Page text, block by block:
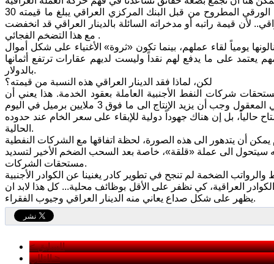
فقد الدينار العراقي مؤخراً ما يقرب 4 بالمائة من قيمته، وإذا فهمنا ان مقدار النقد الورقي المطروح من قبل البنك المركزي العراقي يبلغ ما قيمته 30
لأن قيمة راتبه أو مدخراته السائلة بالدينار العراقي قد انخفضت
مع هذا التضخم الفجائي .
يومياً لقاء عملهم، بينما تكون «ثروة» الأغنياء على شكل أموال
يعتمد على ما يدفع لهم نقداً وليست لديهم عقارات ترتفع أثمانها
بالدولار.
لكن، لماذا فقد الدينار العراقي هذه النسبة من قيمته؟
شركات النفط الأجنبية العاملة بعقود الخدمة. هذا يعني أن
واردات النفط الخام لم تعد تكفي هذه المستحقات، وحتى يحقق العراق ريعه الصافي المعقول وجب أن يزيد الإنتاج الى ما فوق 3 ملايين برميل في اليوم
حالياً، بل إن هناك جهوداً دولية للإبقاء على سعر الخام عند حدوده
الحالية.
أن قيمة الدينار العراقي إذا تجاوز هبوطها 10 بالمائة فإنه سيتحول الى عملة «قلقة»، خاصة بعد السحب الضخم الأخير لتسديد
مستحقات الشركات.
العراقية، كي نظفر على الأقل بوظائف محلية... كل هذا لابد ان
يظهر على شكل صداع يعاني منه الدينار العراقي وجيوب الفقراء.
< السابق
التالي >